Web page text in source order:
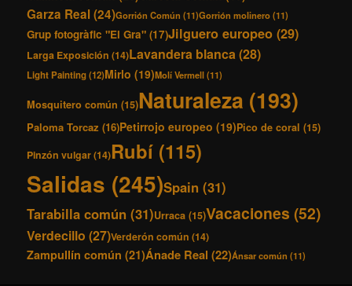
Garza Real(24)Gorrión Común (11)Gorrión molinero(11)
Grup fotogràfic "El Gra" (17)Jilguero europeo (29)
Larga Exposición (14)Lavandera blanca(28)
Light Painting(12)Mirlo (19)Molí Vermell(11)
Mosquitero común (15)Naturaleza (193)
Paloma Torcaz (16)Petirrojo europeo (19)Pico de coral (15)
Pinzón vulgar(14)Rubí (115)
Salidas (245)Spain (31)
Tarabilla común (31)Urraca (15)Vacaciones (52)
Verdecillo (27)Verderón común (14)
Zampullín común (21)Ánade Real (22)Ánsar común (11)